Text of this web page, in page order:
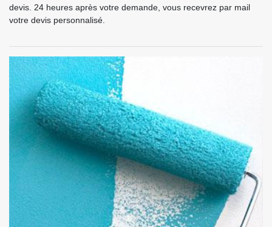
devis. 24 heures après votre demande, vous recevrez par mail
votre devis personnalisé.